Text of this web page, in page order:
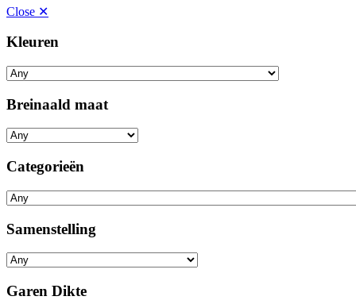
Close ✕
Kleuren
Breinaald maat
Categorieën
Samenstelling
Garen Dikte